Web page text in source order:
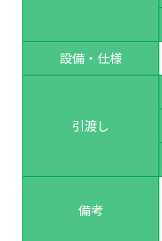
設備・仕様
引渡し
備考